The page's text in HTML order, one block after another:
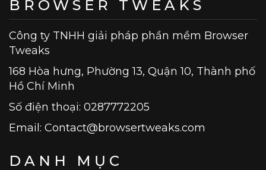
BROWSER TWEAKS
Công ty TNHH giải pháp phần mềm Browser
Tweaks
168 Hòa hưng, Phường 13, Quận 10, Thành phố
Hồ Chí Minh
Số điện thoại: 0287772205
Email: Contact@browsertweaks.com
DANH MỤC